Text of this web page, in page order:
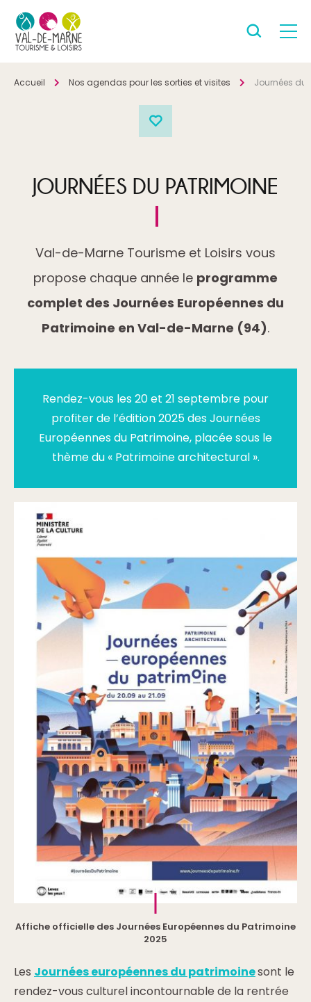
Accueil Nos agendas pour les sorties et visites Journées du
JOURNÉES DU PATRIMOINE
Val-de-Marne Tourisme et Loisirs vous
propose chaque année le programme
complet des Journées Européennes du
Patrimoine en Val-de-Marne (94).
Rendez-vous les 20 et 21 septembre pour
profiter de l’édition 2025 des Journées
Européennes du Patrimoine, placée sous le
thème du « Patrimoine architectural ».
Affiche officielle des Journées Européennes du Patrimoine
2025
Les Journées européennes du patrimoinesont le
rendez-vous culturel incontournable de la rentrée